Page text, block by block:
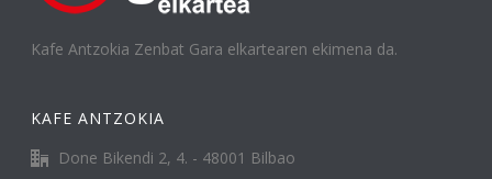
Kafe Antzokia Zenbat Gara elkartearen ekimena da.
KAFE ANTZOKIA
Done Bikendi 2, 4. - 48001 Bilbao